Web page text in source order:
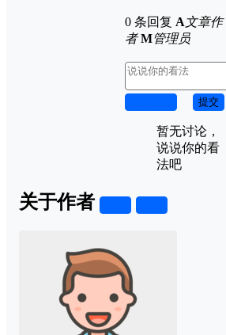
0 条回复 A文章作
者 M管理员
提交
暂无讨论，
说说你的看
法吧
关于作者